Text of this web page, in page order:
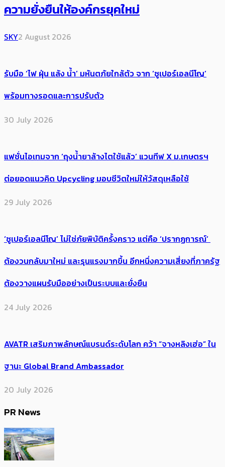
ความยั่งยืนให้องค์กรยุคใหม่
SKY2 August 2026
รับมือ ‘ไฟ ฝุ่น แล้ง น้ำ’ มหันตภัยใกล้ตัว จาก ‘ซูเปอร์เอลนีโญ’
พร้อมทางรอดและการปรับตัว
30 July 2026
แฟชั่นไอเทมจาก ‘ถุงน้ำยาล้างไตใช้แล้ว’ แวนทีฟ X ม.เกษตรฯ
ต่อยอดแนวคิด Upcycling มอบชีวิตใหม่ให้วัสดุเหลือใช้
29 July 2026
‘ซูเปอร์เอลนีโญ’ ไม่ใช่ภัยพิบัติครั้งคราว แต่คือ ‘ปรากฏการณ์’ ​
ต้อง​วนกลับมาใหม่ และรุนแรงมากขึ้น อีกหนึ่งความเสี่ยงที่ภาครัฐ
ต้องวางแผนรับมืออย่างเป็นระบบและยั่งยืน
24 July 2026
AVATR เสริมภาพลักษณ์แบรนด์ระดับโลก คว้า “จางหลิงเฮ่อ” ใน
ฐานะ Global Brand Ambassador
20 July 2026
PR News